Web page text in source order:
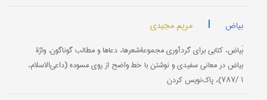
بیاض | مریم مجیدی
بَیاض‌، كتابی‌ برای‌ گردآوری‌ مجموعۀشعرها، دعاها و مطالب‌ گوناگون‌. واژۀ
بیاض‌ در معانی‌ سفیدی‌ و نوشتن‌ با خط واضح‌ از روی‌ مسوده‌ (داعی‌الاسلام‌،
۱ /۷۸۷)، پاك‌نویس‌ كردن‌